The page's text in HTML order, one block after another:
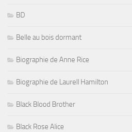
BD
Belle au bois dormant
Biographie de Anne Rice
Biographie de Laurell Hamilton
Black Blood Brother
Black Rose Alice